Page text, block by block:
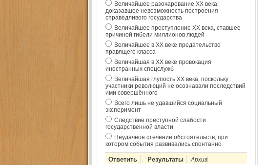
Величайшее разочарование ХХ века,
доказавшее невозможность построения
справедливого государства
Величайшее преступление ХХ века, ставшее
причиной гибели миллионов людей
Величайшее в ХХ веке предательство
правящего класса
Величайшая в ХХ веке провокация
иностранных спецслужб
Величайшая глупость ХХ века, поскольку
участники революций не осознавали последствий
ими совершённого
Всего лишь не удавшийся социальный
эксперимент
Следствие преступной слабости
государственной власти
Неудачное стечение обстоятельств, при
котором события развивались спонтанно
Архив